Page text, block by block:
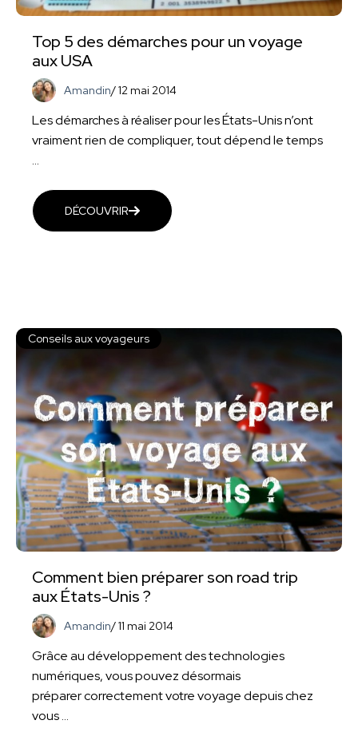
Top 5 des démarches pour un voyage
aux USA
Amandin/12 mai 2014
Les démarches à réaliser pour les États-Unis n’ont
vraiment rien de compliquer, tout dépend le temps
...
DÉCOUVRIR
Conseils aux voyageurs
Comment bien préparer son road trip
aux États-Unis ?
Amandin/11 mai 2014
Grâce au développement des technologies
numériques, vous pouvez désormais
préparer correctement votre voyage depuis chez
vous ...